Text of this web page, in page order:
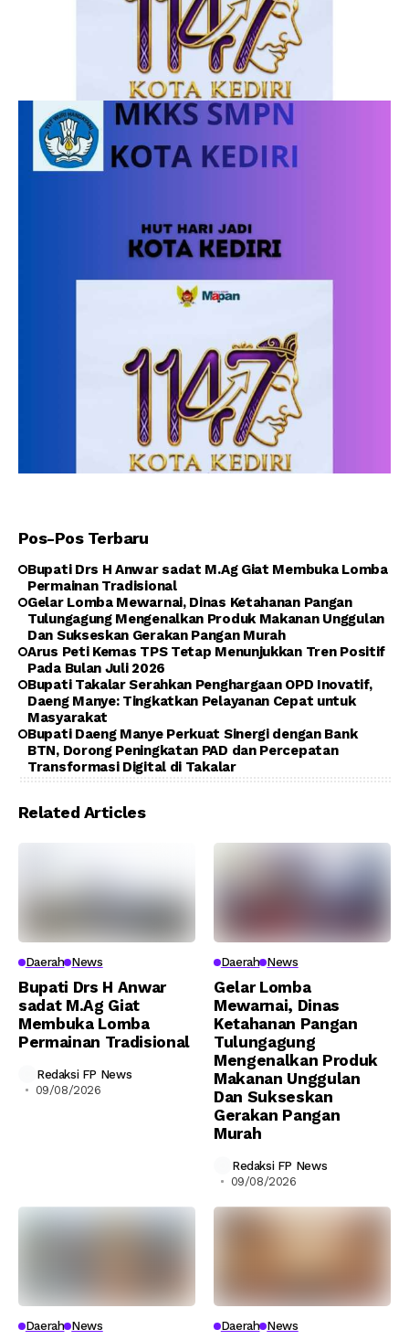
Pos-Pos Terbaru
Bupati Drs H Anwar sadat M.Ag Giat Membuka Lomba
Permainan Tradisional
Gelar Lomba Mewarnai, Dinas Ketahanan Pangan
Tulungagung Mengenalkan Produk Makanan Unggulan
Dan Sukseskan Gerakan Pangan Murah
Arus Peti Kemas TPS Tetap Menunjukkan Tren Positif
Pada Bulan Juli 2026
Bupati Takalar Serahkan Penghargaan OPD Inovatif,
Daeng Manye: Tingkatkan Pelayanan Cepat untuk
Masyarakat
Bupati Daeng Manye Perkuat Sinergi dengan Bank
BTN, Dorong Peningkatan PAD dan Percepatan
Transformasi Digital di Takalar
Related Articles
Daerah News
Bupati Drs H Anwar
sadat M.Ag Giat
Membuka Lomba
Permainan Tradisional
Redaksi FP News
09/08/2026
Daerah News
Gelar Lomba
Mewarnai, Dinas
Ketahanan Pangan
Tulungagung
Mengenalkan Produk
Makanan Unggulan
Dan Sukseskan
Gerakan Pangan
Murah
Redaksi FP News
09/08/2026
Daerah News Daerah News